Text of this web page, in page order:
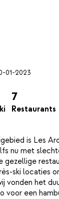
01-2023
7
Restaurants
is Les
nu met
gezellige
ski locaties
vonden het
voor een